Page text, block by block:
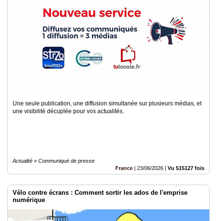
Une seule publication, une diffusion simultanée sur plusieurs médias, et
une visibilité décuplée pour vos actualités.
Actualité » Communiqué de presse
France | 23/06/2026 | Vu 515127 fois
Vélo contre écrans : Comment sortir les ados de l'emprise
numérique